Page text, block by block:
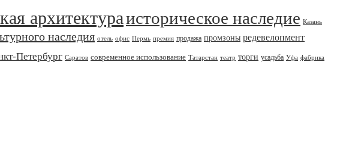
архитектураисторическое наследие Казань
наследия отель офис Пермь премия продажа промзоны редевелопмент
Петербург Саратов современное использование Татарстан театр торги усадьба Уфа фабрика